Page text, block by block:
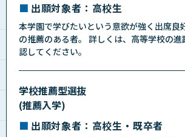
出願対象者：高校生
本学園で学びたいという意欲が強く出席良
の推薦のある者。 詳しくは、高等学校の
認してください。
学校推薦型選抜
(推薦入学)
出願対象者：高校生・既卒者